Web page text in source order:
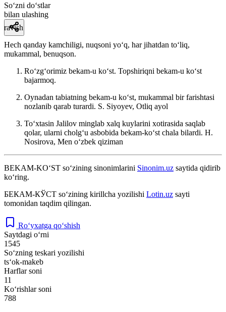
So‘zni do‘stlar
bilan ulashing
ravish
Hech qanday kamchiligi, nuqsoni yoʻq, har jihatdan toʻliq,
mukammal, benuqson.
Roʻzgʻorimiz bekam-u koʻst. Topshiriqni bekam-u koʻst
bajarmoq.
Oynadan tabiatning bekam-u koʻst, mukammal bir farishtasi
nozlanib qarab turardi. S. Siyoyev, Otliq ayol
Toʻxtasin Jalilov minglab xalq kuylarini xotirasida saqlab
qolar, ularni cholgʻu asbobida bekam-koʻst chala bilardi. H.
Nosirova, Men oʻzbek qiziman
BEKAM-KO‘ST so‘zining sinonimlarini Sinonim.uz saytida qidirib
ko‘ring.
БЕКАМ-КЎСТ so‘zining kirillcha yozilishi Lotin.uz sayti
tomonidan taqdim qilingan.
Ro‘yxatga qo‘shish
Saytdagi o‘rni
1545
So‘zning teskari yozilishi
ts‘ok-makeb
Harflar soni
11
Ko‘rishlar soni
788